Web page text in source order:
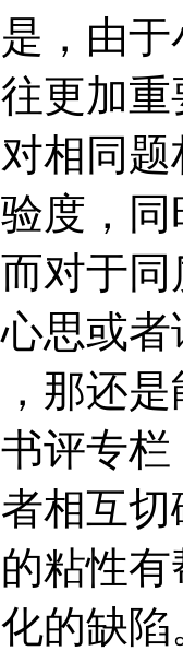
，由
更加
相同
度，
而对于
思或
那还
评专
相互
粘性
的缺陷